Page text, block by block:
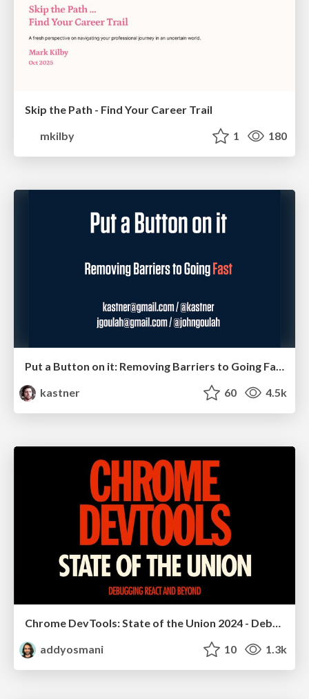
Skip the Path - Find Your Career Trail
mkilby
1 180
Put a Button on it: Removing Barriers to Going Fast.
kastner
60 4.5k
Chrome DevTools: State of the Union 2024 - Debugging React & Beyond
addyosmani
10 1.3k